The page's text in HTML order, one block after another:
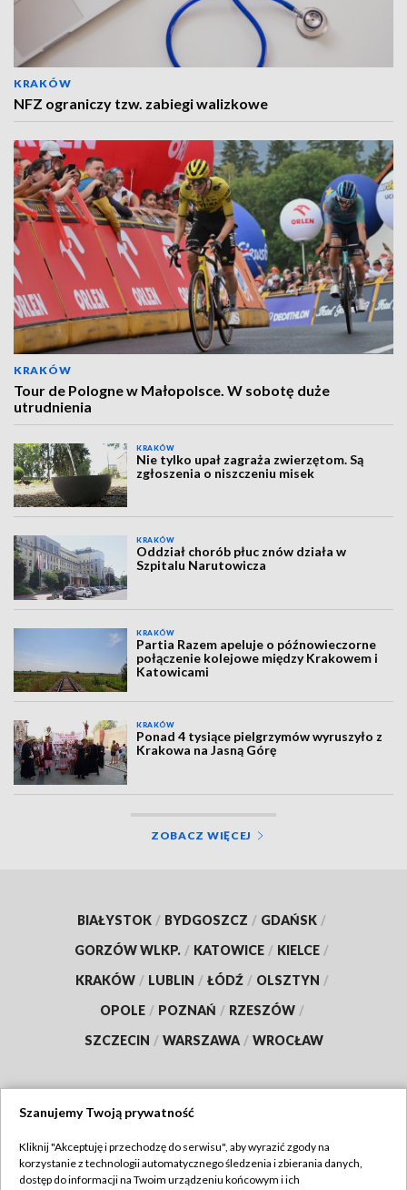
KRAKÓW
NFZ ograniczy tzw. zabiegi walizkowe
KRAKÓW
Tour de Pologne w Małopolsce. W sobotę duże
utrudnienia
KRAKÓW
Nie tylko upał zagraża zwierzętom. Są
zgłoszenia o niszczeniu misek
KRAKÓW
Oddział chorób płuc znów działa w
Szpitalu Narutowicza
KRAKÓW
Partia Razem apeluje o późnowieczorne
połączenie kolejowe między Krakowem i
Katowicami
KRAKÓW
Ponad 4 tysiące pielgrzymów wyruszyło z
Krakowa na Jasną Górę
ZOBACZ WIĘCEJ
BIAŁYSTOK / BYDGOSZCZ / GDAŃSK /
GORZÓW WLKP. / KATOWICE / KIELCE /
KRAKÓW / LUBLIN / ŁÓDŹ / OLSZTYN /
OPOLE / POZNAŃ / RZESZÓW /
SZCZECIN / WARSZAWA / WROCŁAW
TVP
Szanujemy Twoją prywatność
Kliknij "Akceptuję i przechodzę do serwisu", aby wyrazić zgody na
korzystanie z technologii automatycznego śledzenia i zbierania danych,
dostęp do informacji na Twoim urządzeniu końcowym i ich